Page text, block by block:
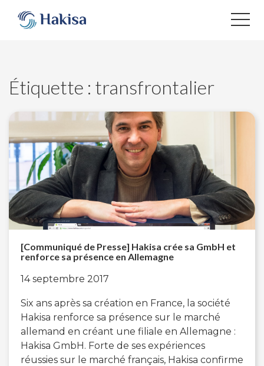
contenu
Étiquette : transfrontalier
[Communiqué de Presse] Hakisa crée sa GmbH et
renforce sa présence en Allemagne
14 septembre 2017
Six ans après sa création en France, la société
Hakisa renforce sa présence sur le marché
allemand en créant une filiale en Allemagne :
Hakisa GmbH. Forte de ses expériences
réussies sur le marché français, Hakisa confirme